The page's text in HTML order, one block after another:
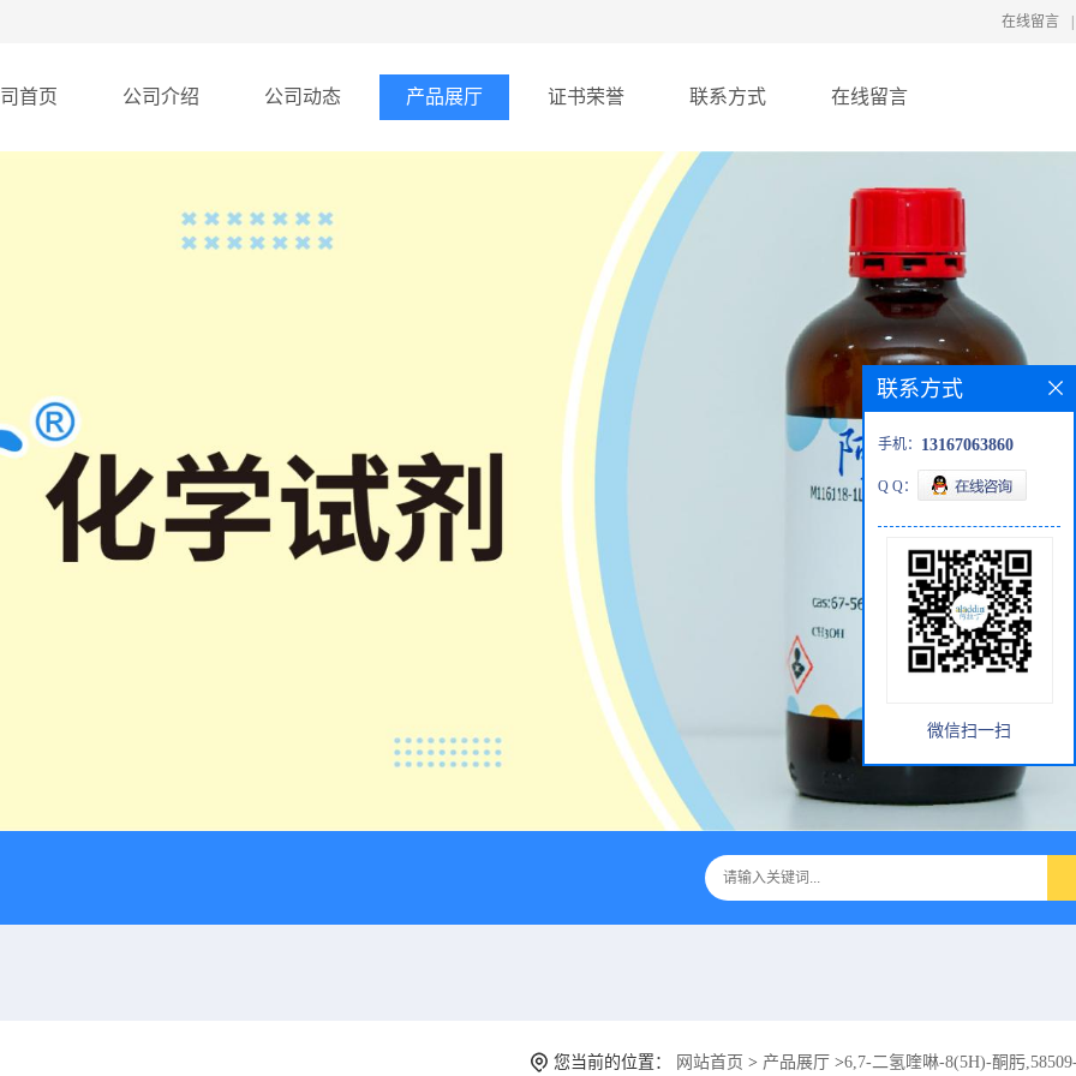
在线留言
首页 公司介绍 公司动态 产品展厅 证书荣誉 联系方式 在线留言
您当前的位置： 网站首页 > 产品展厅 >6,7-二氢喹啉-8(5H)-酮肟
联系方式
手机： 13167063860
Q Q：
微信扫一扫